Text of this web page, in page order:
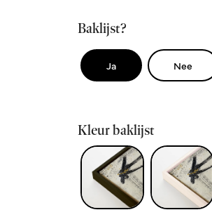
Baklijst?
Ja Nee
Kleur baklijst